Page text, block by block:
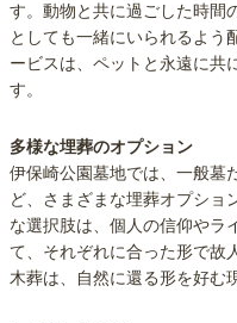
す。動物と共に過ごした時間
としても一緒にいられるよう
ービスは、ペットと永遠に共
す。
多様な埋葬のオプション
伊保崎公園墓地では、一般墓
ど、さまざまな埋葬オプショ
な選択肢は、個人の信仰やラ
て、それぞれに合った形で故
木葬は、自然に還る形を好む